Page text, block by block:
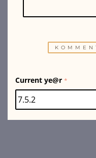
Current ye@r *